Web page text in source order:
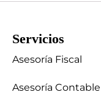
Servicios
Asesoría Fiscal
Asesoría Contable